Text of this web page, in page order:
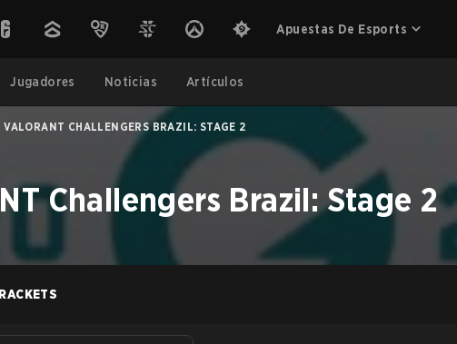
Apuestas De Esports
Jugadores Noticias Artículos
CHALLENGERS BRAZIL: STAGE 2
Challengers Brazil: Stage 2